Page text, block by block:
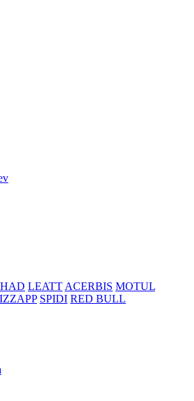
LEATT ACERBIS MOTUL
SPIDI RED BULL